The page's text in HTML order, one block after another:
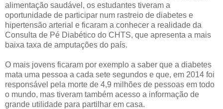
alimentação saudável, os estudantes tiveram a
oportunidade de participar num rastreio de diabetes e
hipertensão arterial e ficaram a conhecer a realidade da
Consulta de Pé Diabético do CHTS, que apresenta a mais
baixa taxa de amputações do país.
O mais jovens ficaram por exemplo a saber que a diabetes
mata uma pessoa a cada sete segundos e que, em 2014 foi
responsável pela morte de 4,9 milhões de pessoas em todo
o mundo, mas tiveram também acesso a informação de
grande utilidade para partilhar em casa.